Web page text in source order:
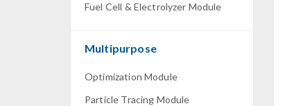
Fuel Cell & Electrolyzer Module
Multipurpose
Optimization Module
Particle Tracing Module